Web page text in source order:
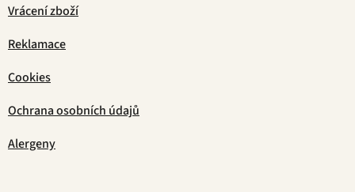
Vrácení zboží
Reklamace
Cookies
Ochrana osobních údajů
Alergeny